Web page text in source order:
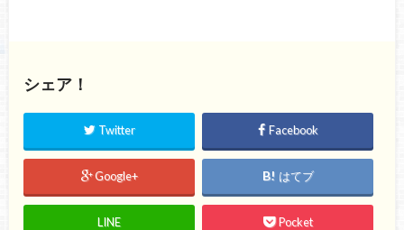
シェア！
Twitter Facebook
Google+ はてブ
LINE Pocket